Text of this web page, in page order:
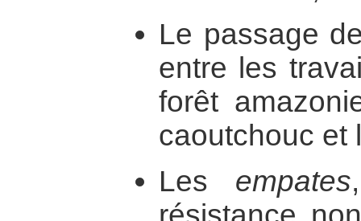
Le passage
entre les
forêt
caoutchouc et
Les empates